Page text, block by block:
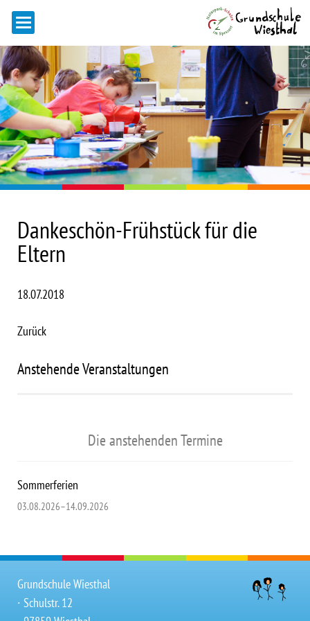
Dankeschön-Frühstück für die
Eltern
18.07.2018
Zurück
Anstehende Veranstaltungen
Die anstehenden Termine
Sommerferien
03.08.2026–14.09.2026
Grundschule Wiesthal
∙ Schulstr. 12